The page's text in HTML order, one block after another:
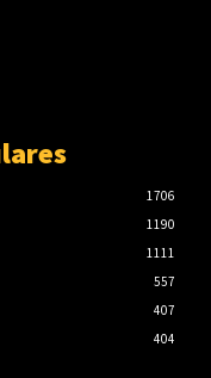
1706
1190
1111
557
407
404